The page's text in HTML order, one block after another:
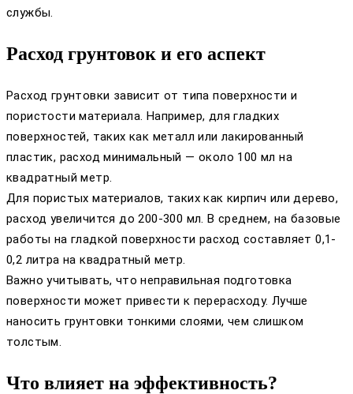
службы.
Расход грунтовок и его аспект
Расход грунтовки зависит от типа поверхности и
пористости материала. Например, для гладких
поверхностей, таких как металл или лакированный
пластик, расход минимальный — около 100 мл на
квадратный метр.
Для пористых материалов, таких как кирпич или дерево,
расход увеличится до 200-300 мл. В среднем, на базовые
работы на гладкой поверхности расход составляет 0,1-
0,2 литра на квадратный метр.
Важно учитывать, что неправильная подготовка
поверхности может привести к перерасходу. Лучше
наносить грунтовки тонкими слоями, чем слишком
толстым.
Что влияет на эффективность?